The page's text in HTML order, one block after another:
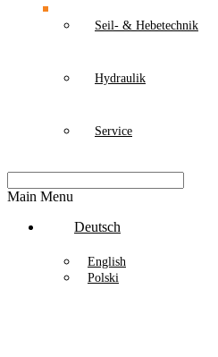
Seil- & Hebetechnik
Hydraulik
Service
Main Menu
Deutsch
English
Polski